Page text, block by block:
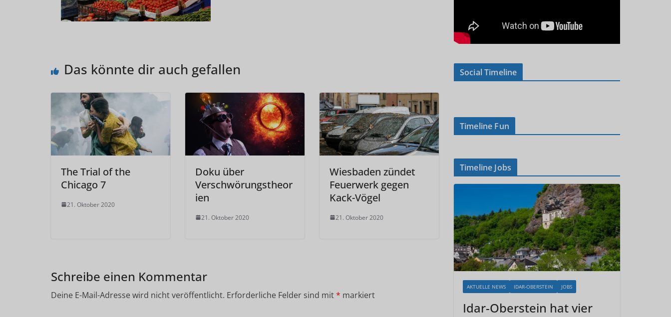
Das könnte dir auch gefallen
The Trial of the
Chicago 7
21. Oktober 2020
Doku über
Verschwörungstheor
ien
21. Oktober 2020
Wiesbaden zündet
Feuerwerk gegen
Kack-Vögel
21. Oktober 2020
Schreibe einen Kommentar
Deine E-Mail-Adresse wird nicht veröffentlicht. Erforderliche Felder sind mit* markiert
Social Timeline
Timeline Fun
Timeline Jobs
AKTUELLE NEWS IDAR-OBERSTEIN JOBS
Idar-Oberstein hat vier